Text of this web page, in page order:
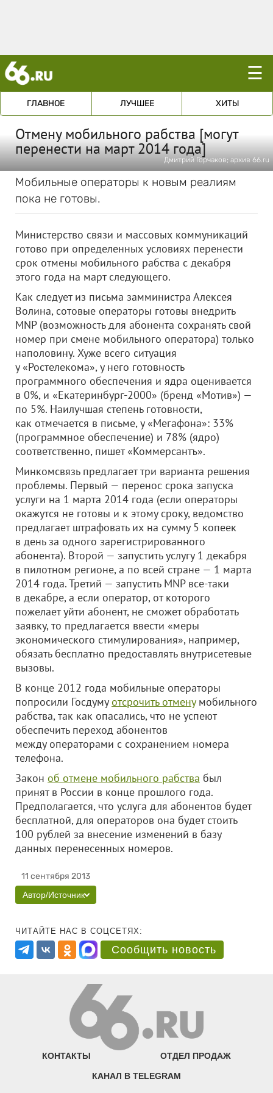
☰
ГЛАВНОЕ ЛУЧШЕЕ ХИТЫ
Отмену мобильного рабства [могут
перенести на март 2014 года]
Дмитрий Горчаков; архив 66.ru
Мобильные операторы к новым реалиям
пока не готовы.
Министерство связи и массовых коммуникаций
готово при определенных условиях перенести
срок отмены мобильного рабства с декабря
этого года на март следующего.
Как следует из письма замминистра Алексея
Волина, сотовые операторы готовы внедрить
MNP (возможность для абонента сохранять свой
номер при смене мобильного оператора) только
наполовину. Хуже всего ситуация
у «Ростелекома», у него готовность
программного обеспечения и ядра оценивается
в 0%, и «Екатеринбург-2000» (бренд «Мотив») —
по 5%. Наилучшая степень готовности,
как отмечается в письме, у «Мегафона»: 33%
(программное обеспечение) и 78% (ядро)
соответственно, пишет «Коммерсантъ».
Минкомсвязь предлагает три варианта решения
проблемы. Первый — перенос срока запуска
услуги на 1 марта 2014 года (если операторы
окажутся не готовы и к этому сроку, ведомство
предлагает штрафовать их на сумму 5 копеек
в день за одного зарегистрированного
абонента). Второй — запустить услугу 1 декабря
в пилотном регионе, а по всей стране — 1 марта
2014 года. Третий — запустить MNP все-таки
в декабре, а если оператор, от которого
пожелает уйти абонент, не сможет обработать
заявку, то предлагается ввести «меры
экономического стимулирования», например,
обязать бесплатно предоставлять внутрисетевые
вызовы.
В конце 2012 года мобильные операторы
попросили Госдумуотсрочить отменумобильного
рабства, так как опасались, что не успеют
обеспечить переход абонентов
между операторами с сохранением номера
телефона.
Закон об отмене мобильного рабства был
принят в России в конце прошлого года.
Предполагается, что услуга для абонентов будет
бесплатной, для операторов она будет стоить
100 рублей за внесение изменений в базу
данных перенесенных номеров.
11 сентября 2013
Автор/Источник
ЧИТАЙТЕ НАС В СОЦСЕТЯХ:
Сообщить новость
КОНТАКТЫ ОТДЕЛ ПРОДАЖ
КАНАЛ В TELEGRAM